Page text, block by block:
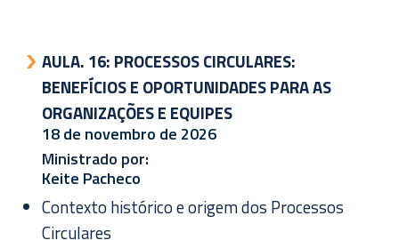
AULA. 16: PROCESSOS CIRCULARES:
BENEFÍCIOS E OPORTUNIDADES PARA AS
ORGANIZAÇÕES E EQUIPES
18 de novembro de 2026
Ministrado por:
Keite Pacheco
Contexto histórico e origem dos Processos
Circulares